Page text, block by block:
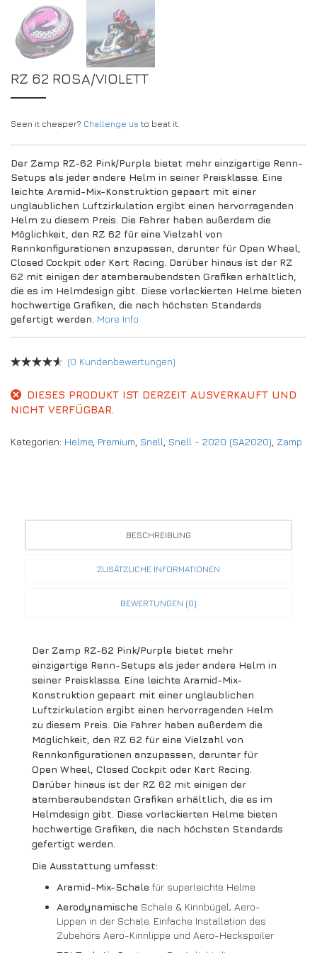
RZ 62 ROSA/VIOLETT
Seen it cheaper? Challenge us to beat it.
Der Zamp RZ-62 Pink/Purple bietet mehr einzigartige Renn-
Setups als jeder andere Helm in seiner Preisklasse. Eine
leichte Aramid-Mix-Konstruktion gepaart mit einer
unglaublichen Luftzirkulation ergibt einen hervorragenden
Helm zu diesem Preis. Die Fahrer haben außerdem die
Möglichkeit, den RZ 62 für eine Vielzahl von
Rennkonfigurationen anzupassen, darunter für Open Wheel,
Closed Cockpit oder Kart Racing. Darüber hinaus ist der RZ
62 mit einigen der atemberaubendsten Grafiken erhältlich,
die es im Helmdesign gibt. Diese vorlackierten Helme bieten
hochwertige Grafiken, die nach höchsten Standards
gefertigt werden. More Info
(0 Kundenbewertungen)
DIESES PRODUKT IST DERZEIT AUSVERKAUFT UND
NICHT VERFÜGBAR.
Kategorien: Helme, Premium Snell Snell - 2020 (SA2020) Zamp
BESCHREIBUNG
ZUSÄTZLICHE INFORMATIONEN
BEWERTUNGEN (0)
Der Zamp RZ-62 Pink/Purple bietet mehr
einzigartige Renn-Setups als jeder andere Helm in
seiner Preisklasse. Eine leichte Aramid-Mix-
Konstruktion gepaart mit einer unglaublichen
Luftzirkulation ergibt einen hervorragenden Helm
zu diesem Preis. Die Fahrer haben außerdem die
Möglichkeit, den RZ 62 für eine Vielzahl von
Rennkonfigurationen anzupassen, darunter für
Open Wheel, Closed Cockpit oder Kart Racing.
Darüber hinaus ist der RZ 62 mit einigen der
atemberaubendsten Grafiken erhältlich, die es im
Helmdesign gibt. Diese vorlackierten Helme bieten
hochwertige Grafiken, die nach höchsten Standards
gefertigt werden.
Die Ausstattung umfasst:
Aramid-Mix-Schale für superleichte Helme
Aerodynamische Schale & Kinnbügel, Aero-
Lippen in der Schale. Einfache Installation des
Zubehörs Aero-Kinnlippe und Aero-Heckspoiler